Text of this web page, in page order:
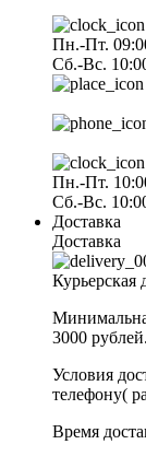
Пн.-Пт.
Сб.-Вс.
Пн.-Пт.
Сб.-Вс.
Доставка
Доставка
Курьерская
3000 рублей.
Условия
телефону(
Время